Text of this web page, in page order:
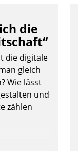
die
die digitale
gleich
Wie lässt
und
zählen